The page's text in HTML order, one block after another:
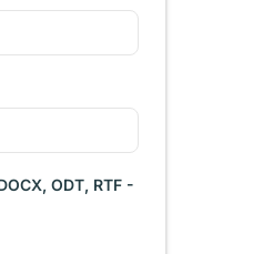
ODT, RTF -